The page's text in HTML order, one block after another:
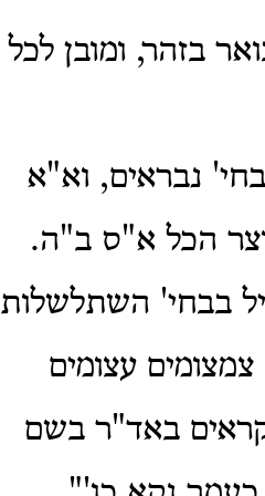
בזהר, ומובן לכל
נבראים, וא"א
הכל א"ס ב"ה.
בבחי' השתלשלות
עצומים
באד"ר בשם